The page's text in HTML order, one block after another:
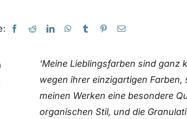
‘Meine Lieblingsfarben sind ganz
wegen ihrer einzigartigen Farben,
meinen Werken eine besondere
organischen Stil, und die